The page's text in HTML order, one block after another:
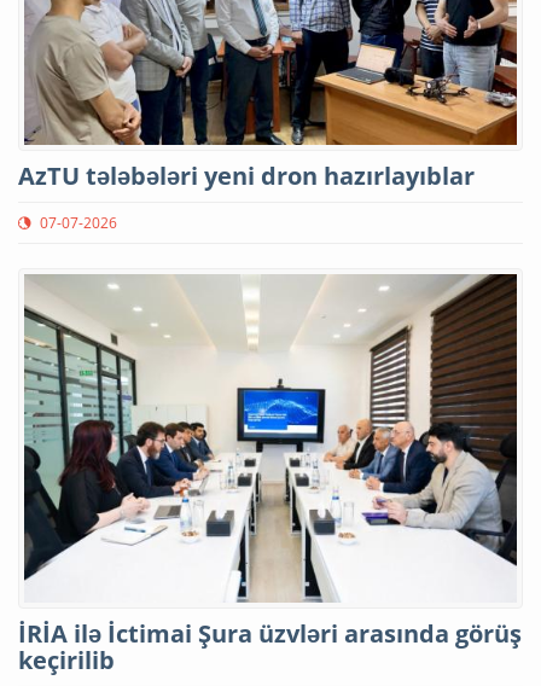
AzTU tələbələri yeni dron hazırlayıblar
07-07-2026
İRİA ilə İctimai Şura üzvləri arasında görüş
keçirilib